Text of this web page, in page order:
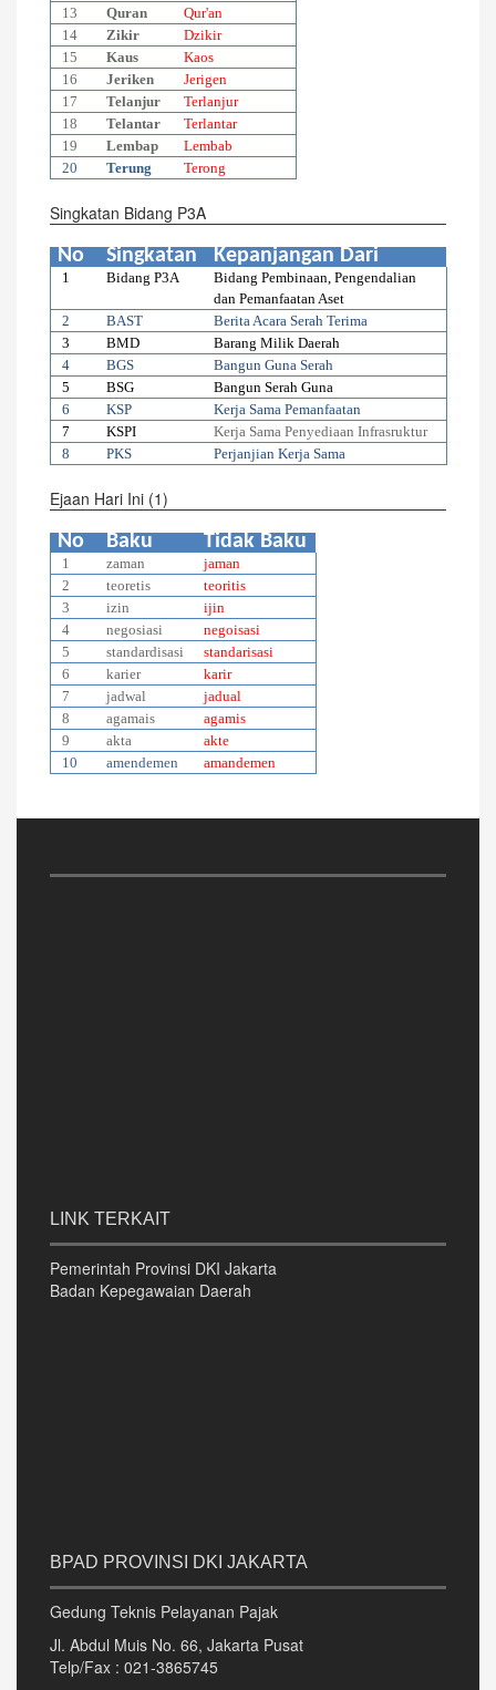
13
Quran
Qur'an
14
Zikir
Dzikir
15
Kaus
Kaos
16
Jeriken
Jerigen
17
Telanjur
Terlanjur
18
Telantar
Terlantar
19
Lembap
Lembab
20
Terung Terong
Singkatan Bidang P3A
No
Singkatan Kepanjangan Dari
1 Bidang P3A
Bidang Pembinaan, Pengendalian
dan Pemanfaatan Aset
2
BAST
Berita Acara Serah Terima
3
BMD
Barang Milik Daerah
4
BGS
Bangun Guna Serah
5
BSG
Bangun Serah Guna
6
KSP
Kerja Sama Pemanfaatan
7
KSPI
Kerja Sama Penyediaan Infrasruktur
8
PKS Perjanjian Kerja Sama
Ejaan Hari Ini (1)
No
Baku Tidak Baku
1 zaman
jaman
2
teoretis
teoritis
3
izin
ijin
4
negosiasi
negoisasi
5
standardisasi
standarisasi
6
karier
karir
7
jadwal
jadual
8
agamais
agamis
9
akta
akte
10
amendemen amandemen
LINK TERKAIT
Pemerintah Provinsi DKI Jakarta
Badan Kepegawaian Daerah
BPAD PROVINSI DKI JAKARTA
Gedung Teknis Pelayanan Pajak
Jl. Abdul Muis No. 66, Jakarta Pusat
Telp/Fax : 021-3865745